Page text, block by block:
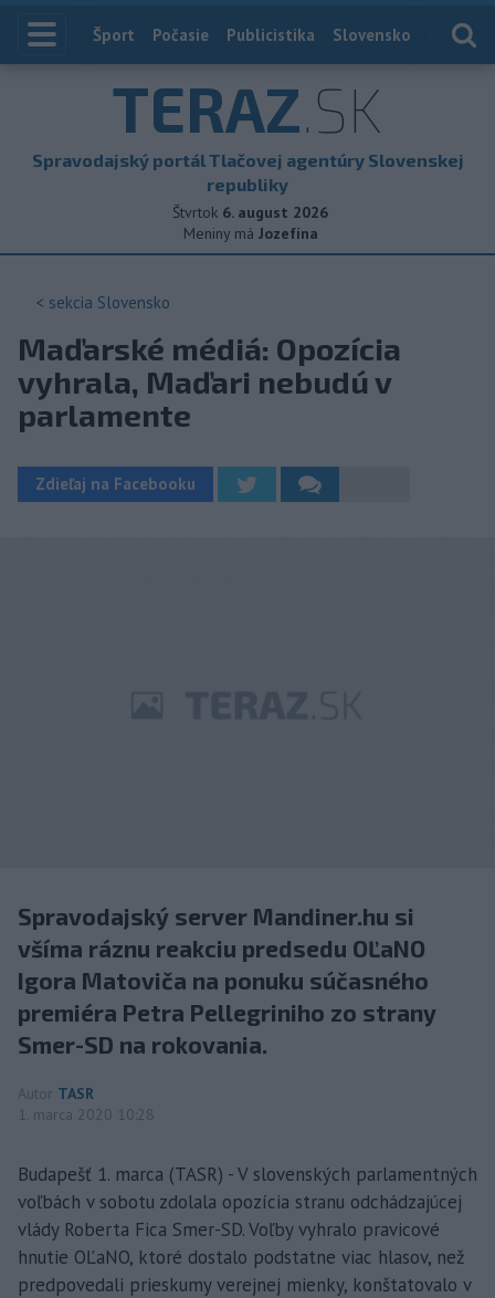
Index
Šport Počasie Publicistika Slovensko
TERAZ.SK
Spravodajský portál Tlačovej agentúry Slovenskej
republiky
Štvrtok 6. august 2026
Meniny má Jozefína
< sekcia Slovensko
Maďarské médiá: Opozícia
vyhrala, Maďari nebudú v
parlamente
Zdieľaj na Facebooku
Spravodajský server Mandiner.hu si
všíma ráznu reakciu predsedu OĽaNO
Igora Matoviča na ponuku súčasného
premiéra Petra Pellegriniho zo strany
Smer-SD na rokovania.
Autor TASR
1. marca 2020 10:28
Budapešť 1. marca (TASR) - V slovenských parlamentných
voľbách v sobotu zdolala opozícia stranu odchádzajúcej
vlády Roberta Fica Smer-SD. Voľby vyhralo pravicové
hnutie OĽaNO, ktoré dostalo podstatne viac hlasov, než
predpovedali prieskumy verejnej mienky, konštatovalo v